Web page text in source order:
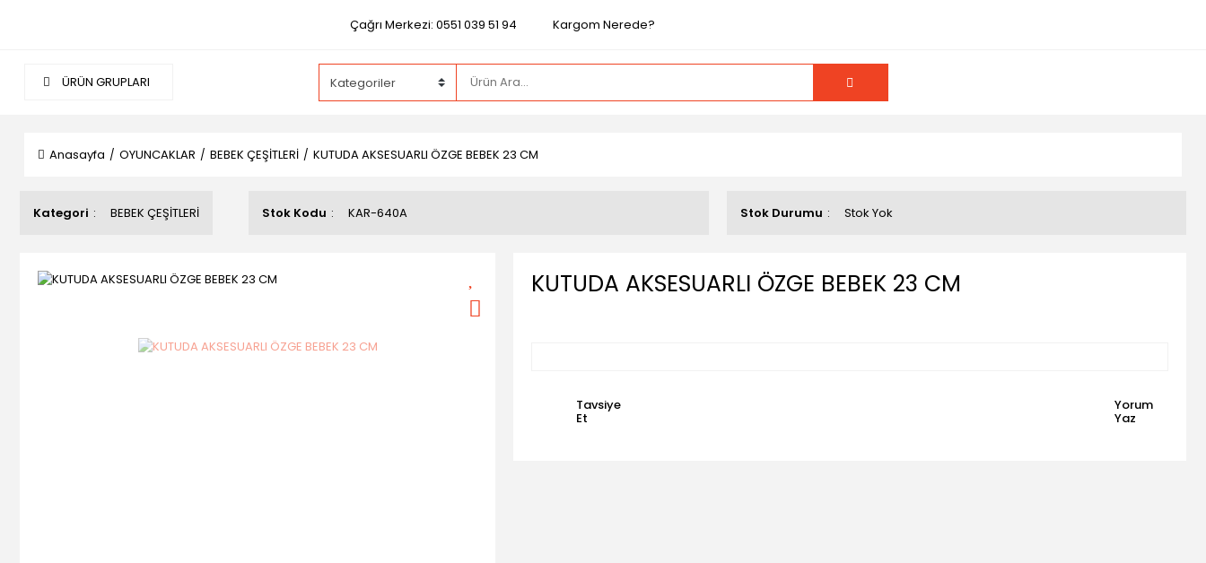
Çağrı Merkezi: 0551 039 51 94 Kargom Nerede?
ÜRÜN GRUPLARI
Anasayfa OYUNCAKLAR BEBEK ÇEŞİTLERİ KUTUDA AKSESUARLI ÖZGE BEBEK 23 CM
Kategori BEBEK ÇEŞİTLERİ Stok Kodu KAR-640A Stok Durumu Stok Yok
KUTUDA AKSESUARLI ÖZGE BEBEK 23 CM
Tavsiye
Et
Yorum
Yaz